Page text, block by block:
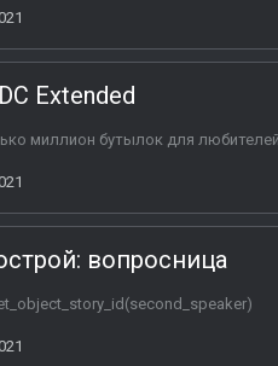
Extended
миллион бутылок для
вопросница